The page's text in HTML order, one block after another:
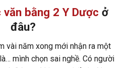
bằng 2 Y Dược ở
đâu?
vài năm xong mới nhận ra một
mình chọn sai nghề. Có người